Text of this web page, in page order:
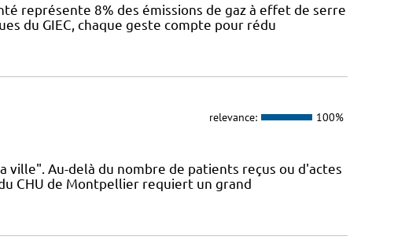
représente 8% des émissions de gaz à effet de serre
du GIEC, chaque geste compte pour rédu
relevance: 100%
Au-delà du nombre de patients reçus ou d'actes
CHU de Montpellier requiert un grand